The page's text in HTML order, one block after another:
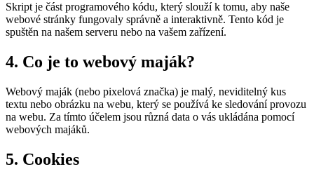
Skript je část programového kódu, který slouží k tomu, aby naše
webové stránky fungovaly správně a interaktivně. Tento kód je
spuštěn na našem serveru nebo na vašem zařízení.
4. Co je to webový maják?
Webový maják (nebo pixelová značka) je malý, neviditelný kus
textu nebo obrázku na webu, který se používá ke sledování provozu
na webu. Za tímto účelem jsou různá data o vás ukládána pomocí
webových majáků.
5. Cookies